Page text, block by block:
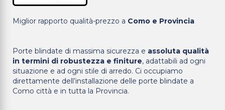
Miglior rapporto qualità-prezzo a Como e Provincia
Porte blindate di massima sicurezza e assoluta qualità
in termini di robustezza e finiture, adattabili ad ogni
situazione e ad ogni stile di arredo. Ci occupiamo
direttamente dell’installazione delle porte blindate a
Como città e in tutta la Provincia.